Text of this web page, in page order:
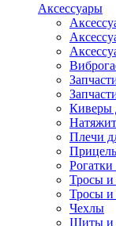
Аксессуары
Киверы
Плечи
Тросы и
Тросы и
Чехлы
Щиты и